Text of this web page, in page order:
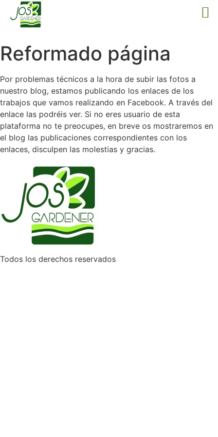
Reformado página
Por problemas técnicos a la hora de subir las fotos a
nuestro blog, estamos publicando los enlaces de los
trabajos que vamos realizando en Facebook. A través del
enlace las podréis ver. Si no eres usuario de esta
plataforma no te preocupes, en breve os mostraremos en
el blog las publicaciones correspondientes con los
enlaces, disculpen las molestias y gracias.
Todos los derechos reservados